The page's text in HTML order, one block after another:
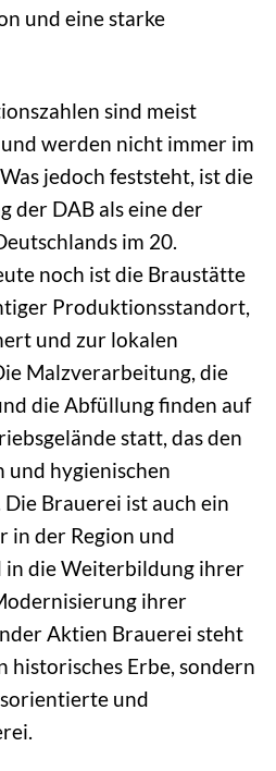
und eine starke
sind meist
werden nicht immer im
jedoch feststeht, ist die
der DAB als eine der
im 20.
noch ist die Braustätte
Produktionsstandort,
und zur lokalen
Malzverarbeitung, die
die Abfüllung finden auf
statt, das den
und hygienischen
Brauerei ist auch ein
in der Region und
die Weiterbildung ihrer
ihrer
Aktien Brauerei steht
historisches Erbe, sondern
und